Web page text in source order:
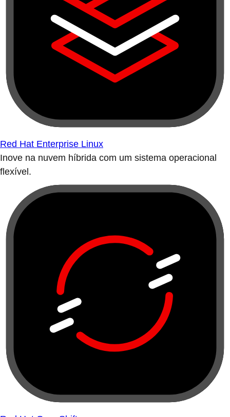
Red Hat Enterprise Linux
Inove na nuvem híbrida com um sistema operacional
flexível.